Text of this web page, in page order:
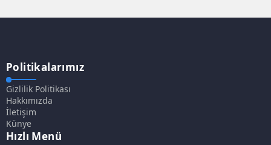
Politikalarımız
Gizlilik Politikası
Hakkımızda
İletişim
Künye
Hızlı Menü